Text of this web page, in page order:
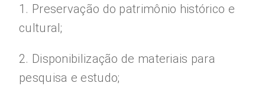
1. Preservação do patrimônio histórico e
cultural;
2. Disponibilização de materiais para
pesquisa e estudo;